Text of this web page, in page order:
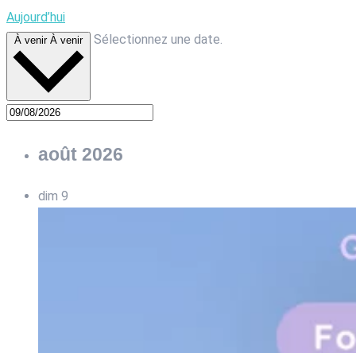
Aujourd’hui
À venir À venir Sélectionnez une date.
août 2026
dim 9